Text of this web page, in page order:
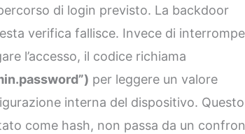
di login previsto. La backdoor
verifica fallisce. Invece di
l’accesso, il codice richiama
per leggere un valore
interna del dispositivo. Questo
come hash, non passa da un